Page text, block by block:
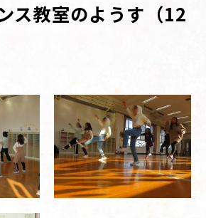
ス教室のようす（12